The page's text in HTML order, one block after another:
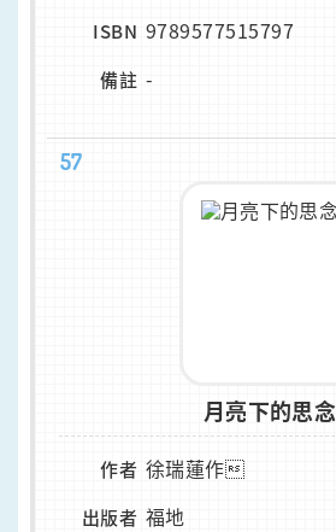
ISBN 9789577515797
備註 -
57
月亮下的思念
作者 徐瑞蓮作
出版者 福地